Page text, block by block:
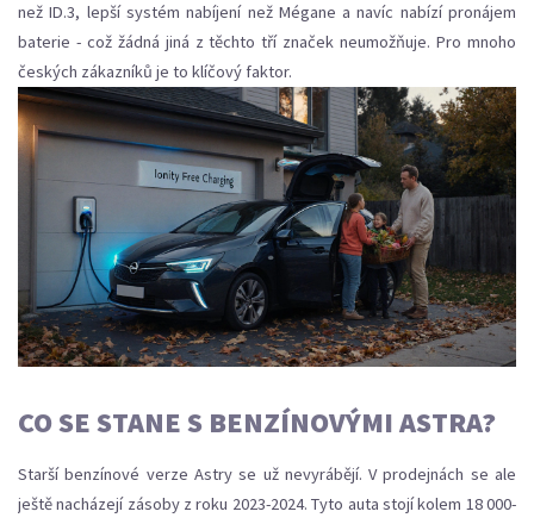
než ID.3, lepší systém nabíjení než Mégane a navíc nabízí pronájem
baterie - což žádná jiná z těchto tří značek neumožňuje. Pro mnoho
českých zákazníků je to klíčový faktor.
CO SE STANE S BENZÍNOVÝMI ASTRA?
Starší benzínové verze Astry se už nevyrábějí. V prodejnách se ale
ještě nacházejí zásoby z roku 2023-2024. Tyto auta stojí kolem 18 000-